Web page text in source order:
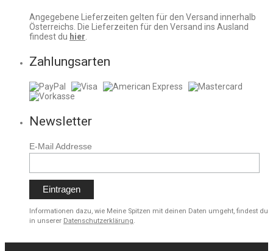
Angegebene Lieferzeiten gelten für den Versand innerhalb
Österreichs. Die Lieferzeiten für den Versand ins Ausland
findest du hier
Zahlungsarten
Newsletter
E-Mail Addresse
Informationen dazu, wie Meine Spitzen mit deinen Daten umgeht, findest du
in unserer Datenschutzerklärung.